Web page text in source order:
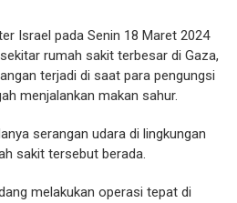
Israel pada Senin 18 Maret 2024
rumah sakit terbesar di Gaza,
terjadi di saat para pengungsi
menjalankan makan sahur.
serangan udara di lingkungan
sakit tersebut berada.
melakukan operasi tepat di